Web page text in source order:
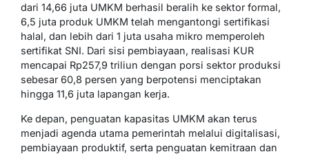
dari 14,66 juta UMKM berhasil beralih ke sektor formal,
6,5 juta produk UMKM telah mengantongi sertifikasi
halal, dan lebih dari 1 juta usaha mikro memperoleh
sertifikat SNI. Dari sisi pembiayaan, realisasi KUR
mencapai Rp257,9 triliun dengan porsi sektor produksi
sebesar 60,8 persen yang berpotensi menciptakan
hingga 11,6 juta lapangan kerja.
Ke depan, penguatan kapasitas UMKM akan terus
menjadi agenda utama pemerintah melalui digitalisasi,
pembiayaan produktif, serta penguatan kemitraan dan